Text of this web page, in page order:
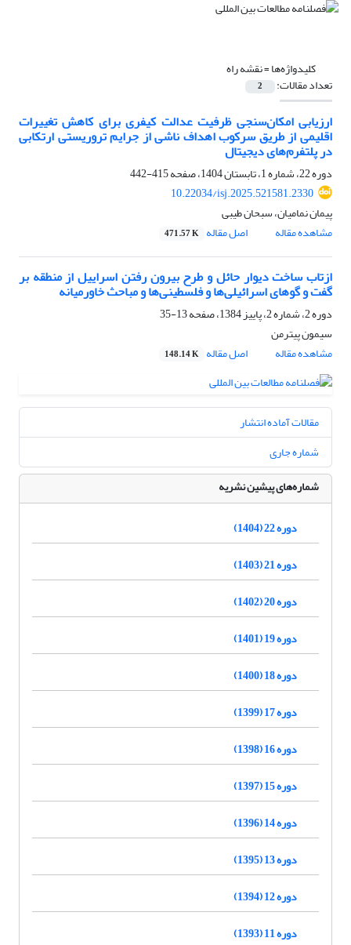
کلیدواژه‌ها =نقشه راه
تعداد مقالات: 2
ارزیابی امکان‌سنجی ظرفیت عدالت کیفری برای کاهش تغییرات
اقلیمی از طریق سرکوب اهداف ناشی از جرایم تروریستی ارتکابی
در پلتفرم‌های دیجیتال
دوره 22، شماره 1، تابستان 1404، صفحه
415-442
10.22034/isj.2025.521581.2330
پیمان نمامیان، سبحان طیبی
مشاهده مقاله
اصل مقاله 471.57 K
ازتاب ساخت دیوار حائل و طرح بیرون رفتن اسراییل از منطقه بر
گفت و گوهای اسرائیلی‌ها و فلسطینی‌ها و مباحث خاورمیانه
دوره 2، شماره 2، پاییز 1384، صفحه
13-35
سیمون پیترمن
مشاهده مقاله
اصل مقاله 148.14 K
مقالات آماده انتشار
شماره جاری
شماره‌های پیشین نشریه
دوره 22 (1404)
دوره 21 (1403)
دوره 20 (1402)
دوره 19 (1401)
دوره 18 (1400)
دوره 17 (1399)
دوره 16 (1398)
دوره 15 (1397)
دوره 14 (1396)
دوره 13 (1395)
دوره 12 (1394)
دوره 11 (1393)